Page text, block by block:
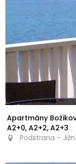
Apartmány
A2+0, A2+2, A2+3
Podstrana -